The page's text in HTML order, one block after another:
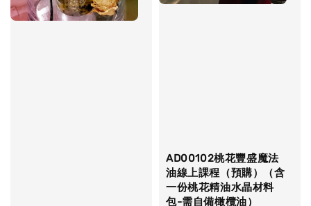
AD00102桃花豐盛魔法
油線上課程（預購）（含
一份桃花精油水晶材料
包-需自備橄欖油）